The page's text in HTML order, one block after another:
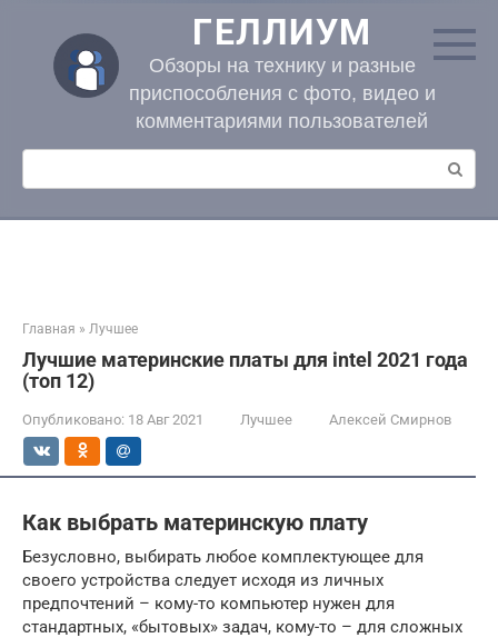
контенту
ГЕЛЛИУМ
Обзоры на технику и разные
приспособления с фото, видео и
комментариями пользователей
Поиск:
Главная » Лучшее
Лучшие материнские платы для intel 2021 года
(топ 12)
Опубликовано: 18 Авг 2021 Лучшее Алексей Смирнов
Как выбрать материнскую плату
Безусловно, выбирать любое комплектующее для
своего устройства следует исходя из личных
предпочтений – кому-то компьютер нужен для
стандартных, «бытовых» задач, кому-то – для сложных